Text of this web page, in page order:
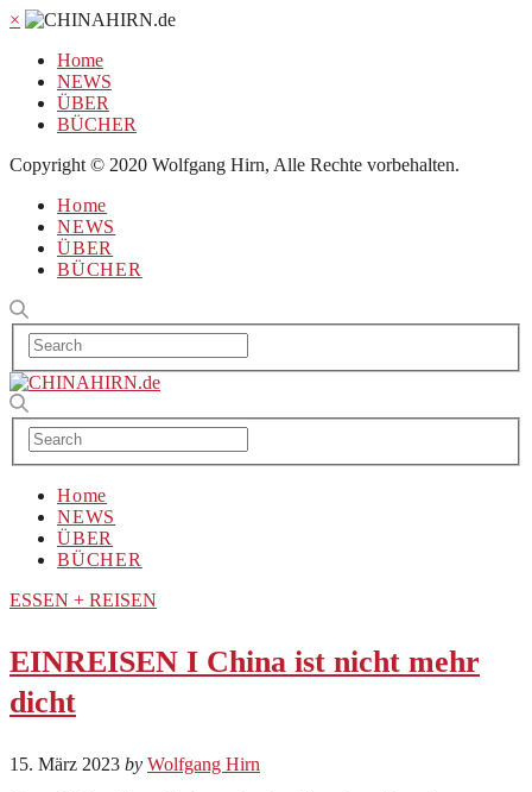
×
Home
NEWS
ÜBER
BÜCHER
Copyright © 2020 Wolfgang Hirn, Alle Rechte vorbehalten.
Home
NEWS
ÜBER
BÜCHER
Home
NEWS
ÜBER
BÜCHER
ESSEN + REISEN
EINREISEN I China ist nicht mehr
dicht
15. März 2023 by Wolfgang Hirn